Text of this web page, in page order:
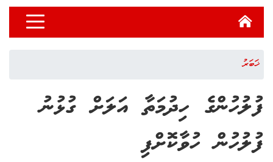
ޚަބަރު
ފުލުހުންގެ ހިދުމަތާ އަލަށް ގުޅުނު
ފުލުހުން ހުވާކޮށްފި